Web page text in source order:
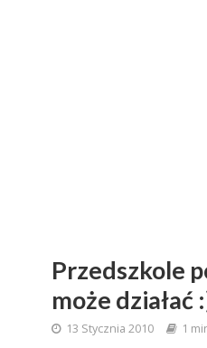
Przedszkole
może działać
13 Stycznia 2010 1